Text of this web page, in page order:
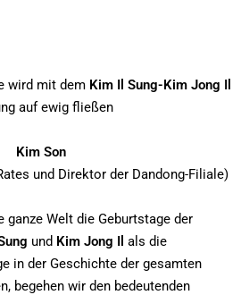
wird mit dem Kim Il Sung-Kim Jong Il
auf ewig fließen
Kim Son
und Direktor der Dandong-Filiale)
ganze Welt die Geburtstage der
und Kim Jong Il als die
in der Geschichte der gesamten
begehen wir den bedeutenden